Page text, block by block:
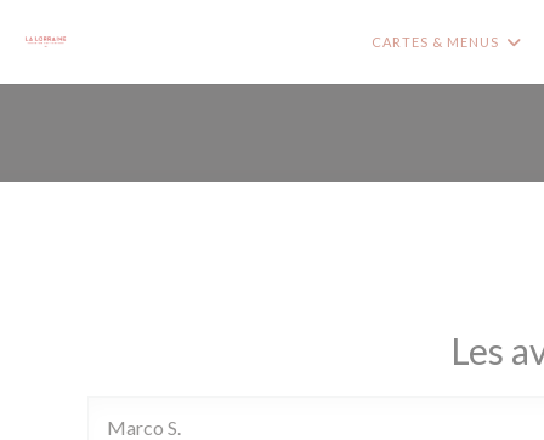
CARTES & MENUS
Les
Marco S